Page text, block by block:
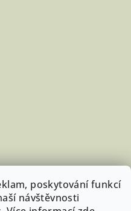
poskytování funkcí
návštěvnosti